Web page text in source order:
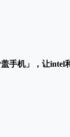
手机」，让intel